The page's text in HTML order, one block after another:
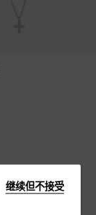
继续但不接受